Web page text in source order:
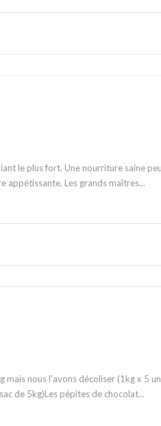
le plus fort. Une nourriture saine
appétissante. Les grands maîtres...
mais nous l'avons décoliser (1kg x 5
de 5kg)Les pépites de chocolat...